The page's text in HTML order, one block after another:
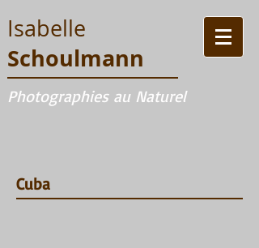
Isabelle
Schoulmann
Photographies au Naturel
Cuba